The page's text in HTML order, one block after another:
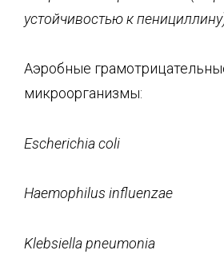
устойчивостью к
Аэробные
микроорганизмы:
Escherichiacoli
Haemophilus influenzae
Klebsiellapneumonia